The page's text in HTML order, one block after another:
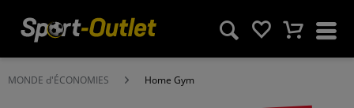
MONDE d'ÉCONOMIES Home Gym